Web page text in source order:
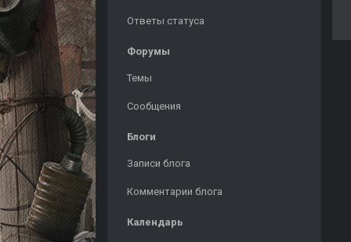
Ответы статуса
Форумы
Темы
Сообщения
Блоги
Записи блога
Комментарии блога
Календарь